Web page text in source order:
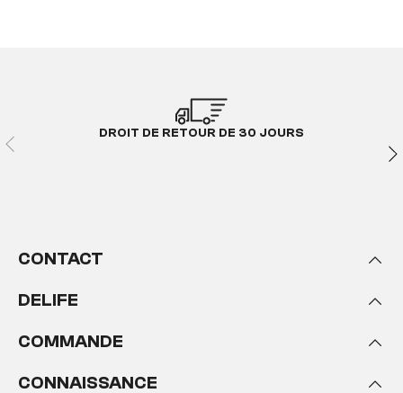
DROIT DE RETOUR DE 30 JOURS
CONTACT
DELIFE
COMMANDE
CONNAISSANCE